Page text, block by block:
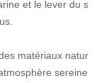
et le lever du s
matériaux natur
sereine